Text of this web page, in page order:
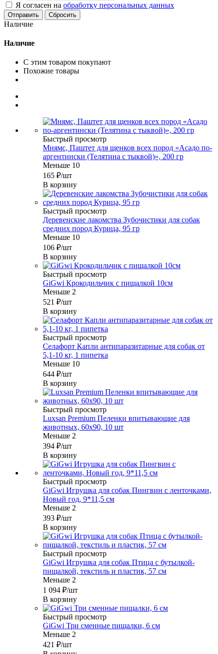
Я согласен на обработку персональных данных
Сбросить
Наличие
Наличие
С этим товаром покупают
Похожие товары
Быстрый просмотр
Мнямс, Паштет для щенков всех пород «Асадо по-
аргентински (Телятина с тыквой)», 200 гр
Меньше 10
165 ₽/шт
В корзину
Быстрый просмотр
Деревенские лакомства Зубочистики для собак
средних пород Курица, 95 гр
Меньше 10
106 ₽/шт
В корзину
Быстрый просмотр
GiGwi Крокодильчик с пищалкой 10см
Меньше 2
521 ₽/шт
В корзину
Быстрый просмотр
Селафорт Капли антипаразитарные для собак от
5,1-10 кг, 1 пипетка
Меньше 10
644 ₽/шт
В корзину
Быстрый просмотр
Luxsan Premium Пеленки впитывающие для
животных, 60х90, 10 шт
Меньше 2
394 ₽/шт
В корзину
Быстрый просмотр
GiGwi Игрушка для собак Пингвин с ленточками,
Новый год, 9*11,5 см
Меньше 2
393 ₽/шт
В корзину
Быстрый просмотр
GiGwi Игрушка для собак Птица с бутылкой-
пищалкой, текстиль и пластик, 57 см
Меньше 2
1 094 ₽/шт
В корзину
Быстрый просмотр
GiGwi Три сменные пищалки, 6 см
Меньше 2
421 ₽/шт